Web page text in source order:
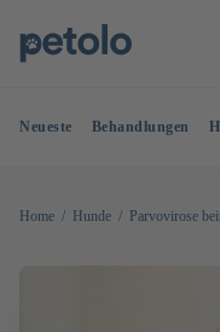
Neueste Behandlungen
Home Hunde Parvovirose